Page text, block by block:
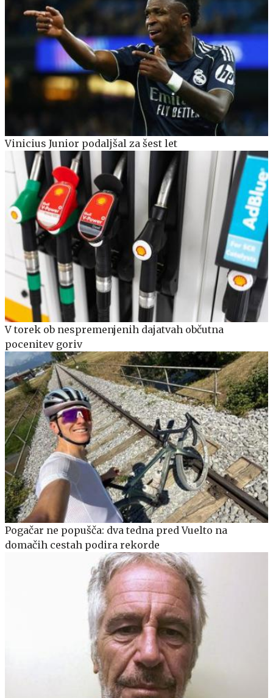
Vinicius Junior podaljšal za šest let
V torek ob nespremenjenih dajatvah občutna
pocenitev goriv
Pogačar ne popušča: dva tedna pred Vuelto na
domačih cestah podira rekorde